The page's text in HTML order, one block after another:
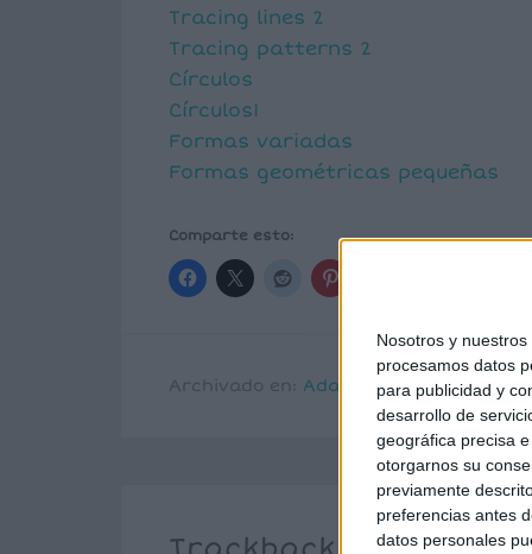
Nosotros y nuestros
procesamos datos
para publicidad y
desarrollo de
geográfica precisa
otorgarnos su
previamente
preferencias antes
datos personales
Tracing lines 2
Tracing patterns 2
Círculos
Círculos1
Formas variadas
Formas geométricas pequeñas
Comparte esto:
Archivado en: Adaptaciones